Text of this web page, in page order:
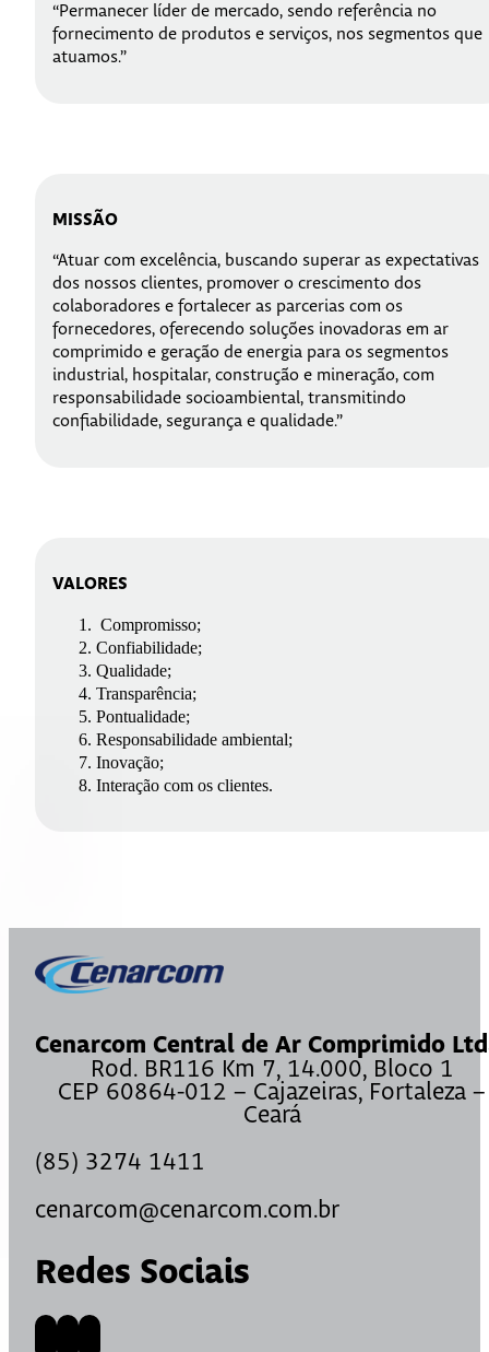
“Permanecer líder de mercado, sendo referência no
fornecimento de produtos e serviços, nos segmentos que
atuamos.”
MISSÃO
“Atuar com excelência, buscando superar as expectativas
dos nossos clientes, promover o crescimento dos
colaboradores e fortalecer as parcerias com os
fornecedores, oferecendo soluções inovadoras em ar
comprimido e geração de energia para os segmentos
industrial, hospitalar, construção e mineração, com
responsabilidade socioambiental, transmitindo
confiabilidade, segurança e qualidade.”
VALORES
Compromisso;
Confiabilidade;
Qualidade;
Transparência;
Pontualidade;
Responsabilidade ambiental;
Inovação;
Interação com os clientes.
Cenarcom Central de Ar Comprimido
Rod. BR116 Km 7, 14.000, Bloco 1
CEP 60864-012 – Cajazeiras, Fortaleza –
Ceará
(85) 3274 1411
cenarcom@cenarcom.com.br
Redes Sociais